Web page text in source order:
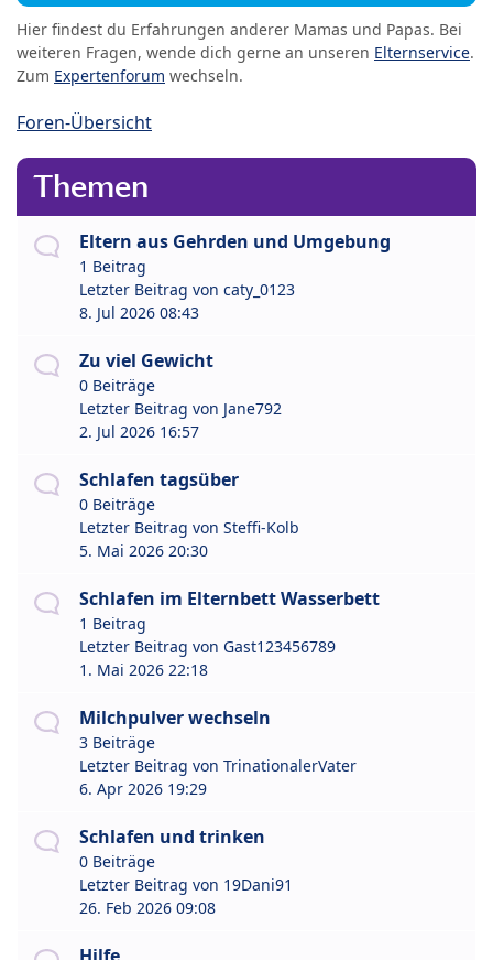
Hier findest du Erfahrungen anderer Mamas und Papas. Bei
weiteren Fragen, wende dich gerne an unseren Elternservice.
Zum Expertenforum wechseln.
Foren-Übersicht
Themen
Eltern aus Gehrden und Umgebung
1 Beitrag
Letzter Beitrag von caty_0123
8. Jul 2026 08:43
Zu viel Gewicht
0 Beiträge
Letzter Beitrag von Jane792
2. Jul 2026 16:57
Schlafen tagsüber
0 Beiträge
Letzter Beitrag von Steffi-Kolb
5. Mai 2026 20:30
Schlafen im Elternbett Wasserbett
1 Beitrag
Letzter Beitrag von Gast123456789
1. Mai 2026 22:18
Milchpulver wechseln
3 Beiträge
Letzter Beitrag von TrinationalerVater
6. Apr 2026 19:29
Schlafen und trinken
0 Beiträge
Letzter Beitrag von 19Dani91
26. Feb 2026 09:08